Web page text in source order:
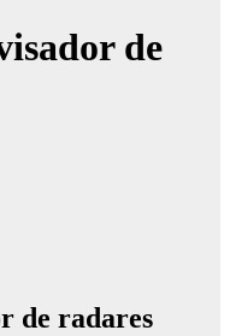
de
de radares